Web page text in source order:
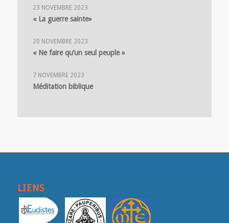
23 NOVEMBRE 2023
« La guerre sainte»
20 NOVEMBRE 2023
« Ne faire qu’un seul peuple »
7 NOVEMBRE 2023
Méditation biblique
LIENS